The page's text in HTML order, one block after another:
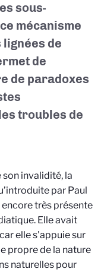
sous-
mécanisme
de
de
de paradoxes
troubles de
invalidité, la
par Paul
très présente
Elle avait
elle s'appuie sur
propre de la nature
naturelles pour